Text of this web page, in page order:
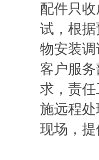
配件只
试，根
物安装
客户服
求，责
施远程
现场，